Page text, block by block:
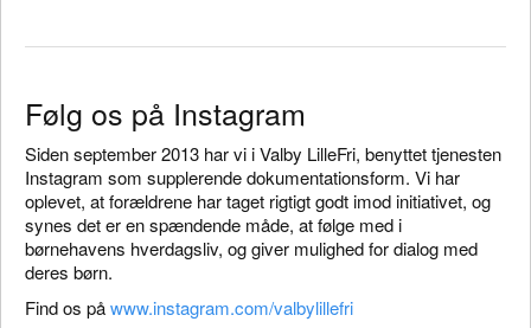
Følg os på Instagram
Siden september 2013 har vi i Valby LilleFri, benyttet tjenesten
Instagram som supplerende dokumentationsform. Vi har
oplevet, at forældrene har taget rigtigt godt imod initiativet, og
synes det er en spændende måde, at følge med i
børnehavens hverdagsliv, og giver mulighed for dialog med
deres børn.
Find os påwww.instagram.com/valbylillefri